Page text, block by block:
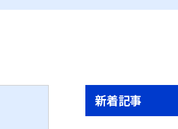
新着記事